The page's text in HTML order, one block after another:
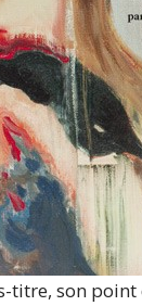
titre, son point